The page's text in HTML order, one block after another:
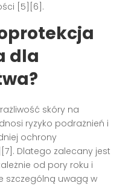
[5][6].
dla
skóry na
ryzyko podrażnień i
ochrony
Dlatego zalecany jest
od pory roku i
szczególną uwagą w